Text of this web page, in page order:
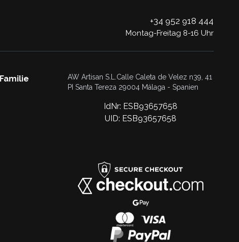
+34 952 918 444
Montag-Freitag 8-16 Uhr
AW Artisan S.L.Calle Caleta de Velez n39, 41
PI Santa Tereza 29004 Málaga - Spanien
IdNr: ESB93657658
UID: ESB93657658